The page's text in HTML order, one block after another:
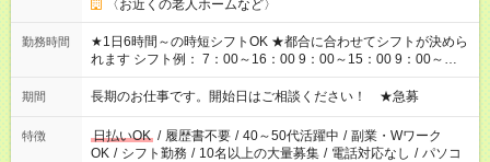
〈お近くの老人ホームなど〉
勤務時間
★1日6時間～の時短シフトOK ★都合に合わせてシフトが決めら
れます シフト例： 7：00～16：00 9：00～15：00 9：00～
18：00 11：00～20：00 など ※Wワークの場合、他のお仕事と
合わせ週40時間超の就業はご案内できません ※法令に基づき、
派遣法（日雇い派遣の原則禁止）により、短時間・短期間の就
業はご案内が難しい場合があります
期間 長期のお仕事です。開始日はご相談ください！ ★急募
特徴 日払いOK / 履歴書不要 / 40～50代活躍中 / 副業・Wワーク
OK / シフト勤務 / 10名以上の大量募集 / 電話対応なし / パソコ